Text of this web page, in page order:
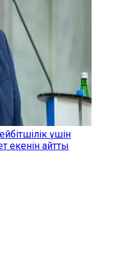
үшін
екенін айтты